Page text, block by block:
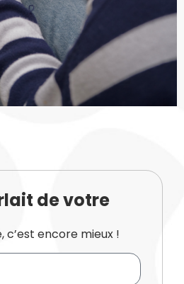
de votre
c’est encore mieux !